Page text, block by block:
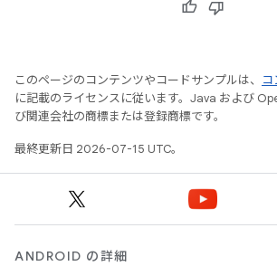
このページのコンテンツやコードサンプルは、
に記載のライセンスに従います。Java および
び関連会社の商標または登録商標です。
最終更新日 2026-07-15 UTC。
ANDROID の詳細